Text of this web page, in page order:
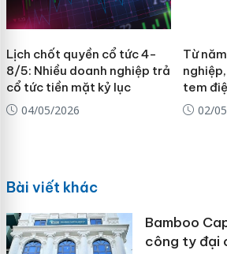
Lịch chốt quyền cổ tức 4-
8/5: Nhiều doanh nghiệp trả
cổ tức tiền mặt kỷ lục
04/05/2026
Từ
tem
02/
Bài viết khác
Bamboo
công ty đại